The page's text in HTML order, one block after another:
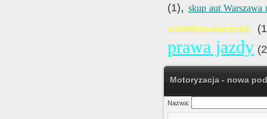
(1), skup aut Warszawa
warmińsko-mazurskie
prawa jazdy
Motoryzacja - nowa
Nazwa: